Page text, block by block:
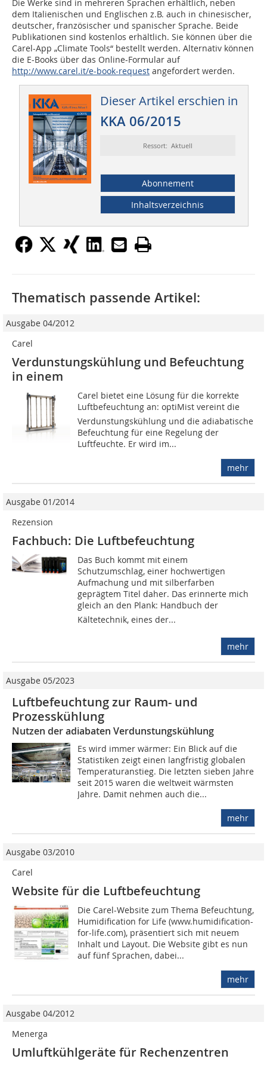
Die Werke sind in mehreren Sprachen erhältlich, neben
dem Italienischen und Englischen z.B. auch in chinesischer,
deutscher, französischer und spanischer Sprache. Beide
Publikationen sind kostenlos erhältlich. Sie können über die
Carel-App „Climate Tools“ bestellt werden. Alternativ können
die E-Books über das Online-Formular auf
http://www.carel.it/e-book-request angefordert werden.
Dieser Artikel erschien in
KKA 06/2015
Ressort: Aktuell
Abonnement
Inhaltsverzeichnis
Thematisch passende Artikel:
Ausgabe 04/2012
Carel
Verdunstungskühlung und Befeuchtung
in einem
Carel bietet eine Lösung für die korrekte
Luftbefeuchtung an: optiMist vereint die
Verdunstungskühlung und die adiabatische
Befeuchtung für eine Regelung der
Luftfeuchte. Er wird im...
mehr
Ausgabe 01/2014
Rezension
Fachbuch: Die Luftbefeuchtung
Das Buch kommt mit einem
Schutzumschlag, einer hochwertigen
Aufmachung und mit silberfarben
geprägtem Titel daher. Das erinnerte mich
gleich an den Plank: Handbuch der
Kältetechnik, eines der...
mehr
Ausgabe 05/2023
Luftbefeuchtung zur Raum- und
Prozesskühlung
Nutzen der adiabaten Verdunstungskühlung
Es wird immer wärmer: Ein Blick auf die
Statistiken zeigt einen langfristig globalen
Temperaturanstieg. Die letzten sieben Jahre
seit 2015 waren die weltweit wärmsten
Jahre. Damit nehmen auch die...
mehr
Ausgabe 03/2010
Carel
Website für die Luftbefeuchtung
Die Carel-Website zum Thema Befeuchtung,
Humidification for Life (www.humidification-
for-life.com), präsentiert sich mit neuem
Inhalt und Layout. Die Website gibt es nun
auf fünf Sprachen, dabei...
mehr
Ausgabe 04/2012
Menerga
Umluftkühlgeräte für Rechenzentren